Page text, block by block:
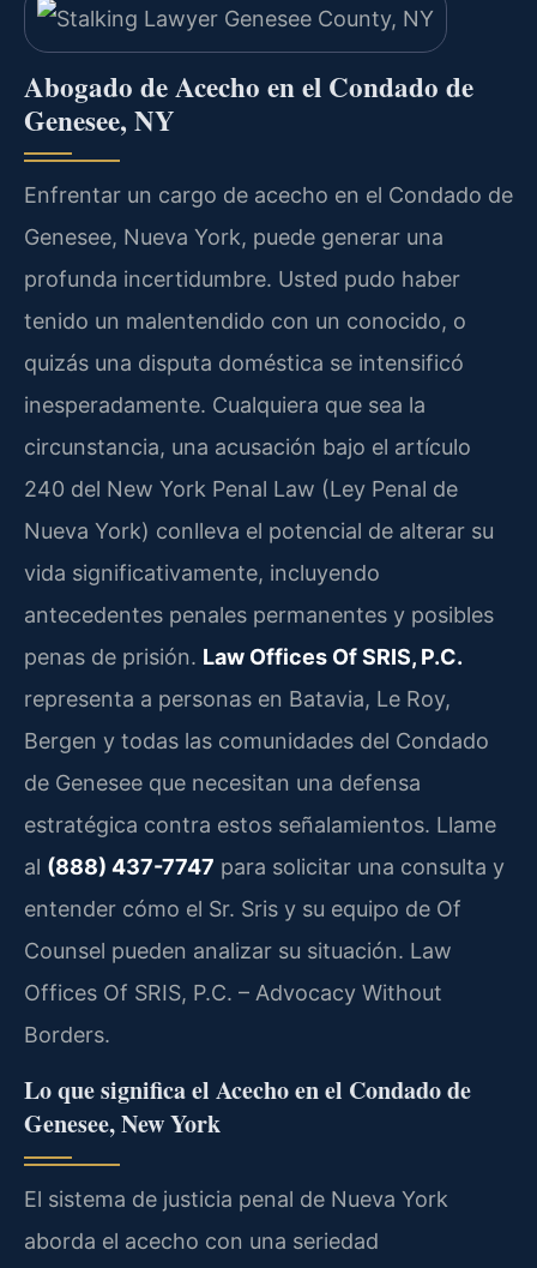
Abogado de Acecho en el Condado de
Genesee, NY
Enfrentar un cargo de acecho en el Condado de
Genesee, Nueva York, puede generar una
profunda incertidumbre. Usted pudo haber
tenido un malentendido con un conocido, o
quizás una disputa doméstica se intensificó
inesperadamente. Cualquiera que sea la
circunstancia, una acusación bajo el artículo
240 del New York Penal Law (Ley Penal de
Nueva York) conlleva el potencial de alterar su
vida significativamente, incluyendo
antecedentes penales permanentes y posibles
penas de prisión. Law Offices Of SRIS, P.C.
representa a personas en Batavia, Le Roy,
Bergen y todas las comunidades del Condado
de Genesee que necesitan una defensa
estratégica contra estos señalamientos. Llame
al (888) 437-7747 para solicitar una consulta y
entender cómo el Sr. Sris y su equipo de Of
Counsel pueden analizar su situación. Law
Offices Of SRIS, P.C. – Advocacy Without
Borders.
Lo que significa el Acecho en el Condado de
Genesee, New York
El sistema de justicia penal de Nueva York
aborda el acecho con una seriedad